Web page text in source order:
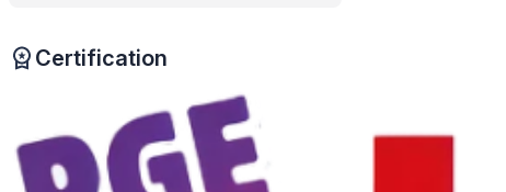
Certification